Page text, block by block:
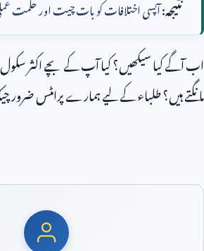
نتیجہ:آپسی اختلافات کو بات چیت اور حکمت
اب آگے کیا سیکھیں؟ کیا آپ کے بچے اکثر
مانگتے ہیں؟ طلباء کے لیے ہمارے پرامٹس